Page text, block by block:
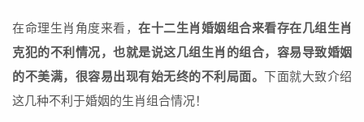
在命理生肖角度来看， 在十二生肖婚姻组合来看存在几组生肖
克犯的不利情况，也就是说这几组生肖的组合，容易导致婚姻
的不美满，很容易出现有始无终的不利局面。 下面就大致介绍
这几种不利于婚姻的生肖组合情况！